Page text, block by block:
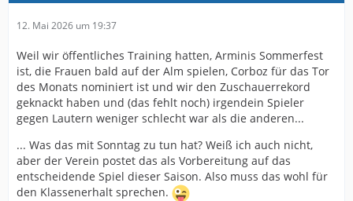
12. Mai 2026 um 19:37
Weil wir öffentliches Training hatten, Arminis Sommerfest
ist, die Frauen bald auf der Alm spielen, Corboz für das Tor
des Monats nominiert ist und wir den Zuschauerrekord
geknackt haben und (das fehlt noch) irgendein Spieler
gegen Lautern weniger schlecht war als die anderen...
... Was das mit Sonntag zu tun hat? Weiß ich auch nicht,
aber der Verein postet das als Vorbereitung auf das
entscheidende Spiel dieser Saison. Also muss das wohl für
den Klassenerhalt sprechen.